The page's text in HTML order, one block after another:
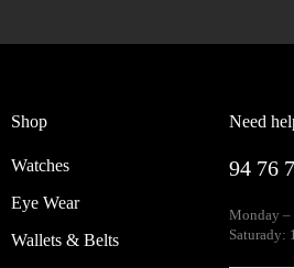
Shop
Watches
Eye Wear
Wallets & Belts
Need
94 76
Monday –
Saturady: